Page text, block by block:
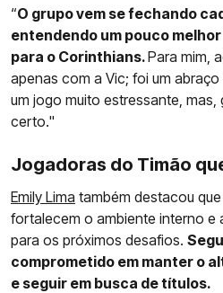
“O grupo vem se fechando
entendendo um pouco
para o Corinthians.Para mim,
apenas com a Vic; foi um
um jogo muito estressante, mas,
certo."
Jogadoras do Timão
Emily Lima também destacou
fortalecem o ambiente interno e
para os próximos desafios.
comprometido em manter o
e seguir em busca de títulos.